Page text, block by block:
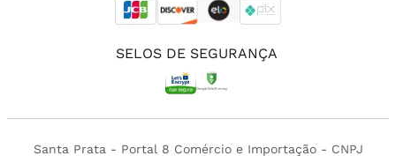
SELOS DE SEGURANÇA
Santa Prata - Portal 8 Comércio e Importação - CNPJ